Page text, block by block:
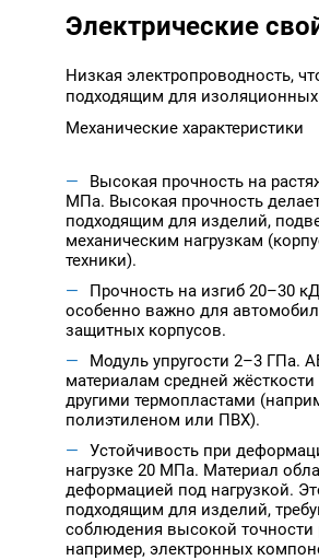
Электрические
Низкая электропроводность,
подходящим для
Механические характеристики
Высокая прочность на
МПа. Высокая прочность
подходящим для изделий,
механическим нагрузкам
техники).
Прочность на изгиб 20–30
особенно важно для
защитных корпусов.
Модуль упругости 2–3 ГПа.
материалам средней
другими термопластами
полиэтиленом или ПВХ).
Устойчивость при
нагрузке 20 МПа. Материал
деформацией под нагрузкой.
подходящим для изделий,
соблюдения высокой точности
например, электронных